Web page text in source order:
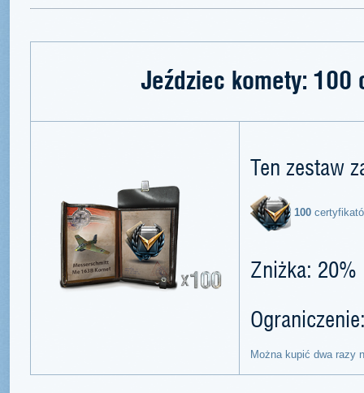
Jeździec komety: 100
Ten zestaw
100
Zniżka: 20%
Można kupić dwa razy